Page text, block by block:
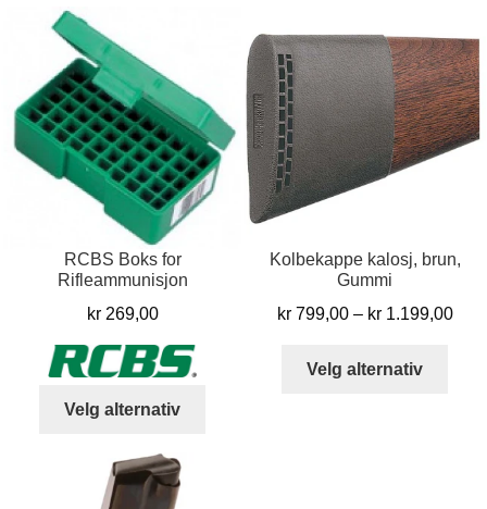
RCBS Boks for
Rifleammunisjon
kr269,00
Velg alternativ
Kolbekappe kalosj, brun,
Gummi
kr799,00 – kr1.199,00
Velg alternativ